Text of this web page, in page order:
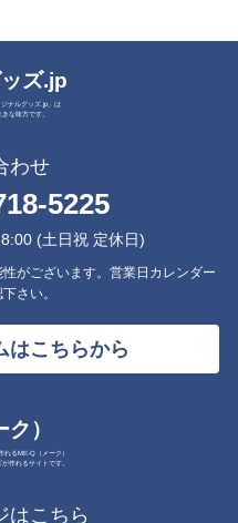
ズ.jp
ナルグッズ.jp」は
な味方です。
わせ
5225
(土日祝 定休日)
がございます。営業日カレンダー
さい。
はこちらから
）
れるME-Q（メーク）
作れるサイトです。
はこちら